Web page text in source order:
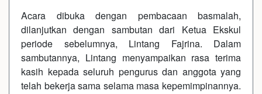
Acara dibuka dengan pembacaan basmalah,
dilanjutkan dengan sambutan dari Ketua Ekskul
periode sebelumnya, Lintang Fajrina. Dalam
sambutannya, Lintang menyampaikan rasa terima
kasih kepada seluruh pengurus dan anggota yang
telah bekerja sama selama masa kepemimpinannya.